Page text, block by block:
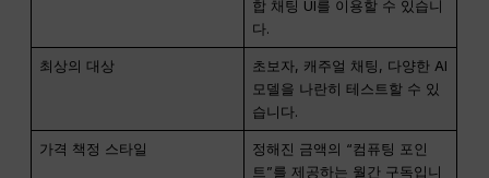
합 채팅 UI를 이용할 수 있습니
다.
최상의 대상
초보자, 캐주얼 채팅, 다양한 AI
모델을 나란히 테스트할 수 있
습니다.
가격 책정 스타일
정해진 금액의 “컴퓨팅 포인
트”를 제공하는 월간 구독입니